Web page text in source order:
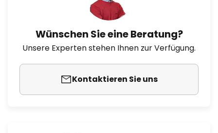
Wünschen Sie eine Beratung?
Unsere Experten stehen Ihnen zur Verfügung.
Kontaktieren Sie uns